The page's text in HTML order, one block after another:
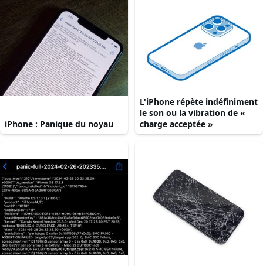
iPhone : Panique du noyau
L'iPhone répète indéfiniment
le son ou la vibration de «
charge acceptée »